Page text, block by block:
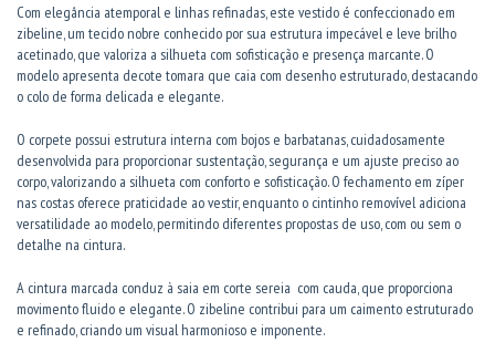
Com elegância atemporal e linhas refinadas, este vestido é confeccionado em
zibeline, um tecido nobre conhecido por sua estrutura impecável e leve brilho
acetinado, que valoriza a silhueta com sofisticação e presença marcante. O
modelo apresenta decote tomara que caia com desenho estruturado, destacando
o colo de forma delicada e elegante.
O corpete possui estrutura interna com bojos e barbatanas, cuidadosamente
desenvolvida para proporcionar sustentação, segurança e um ajuste preciso ao
corpo, valorizando a silhueta com conforto e sofisticação. O fechamento em zíper
nas costas oferece praticidade ao vestir, enquanto o cintinho removível adiciona
versatilidade ao modelo, permitindo diferentes propostas de uso, com ou sem o
detalhe na cintura.
A cintura marcada conduz à saia em corte sereia com cauda, que proporciona
movimento fluido e elegante. O zibeline contribui para um caimento estruturado
e refinado, criando um visual harmonioso e imponente.